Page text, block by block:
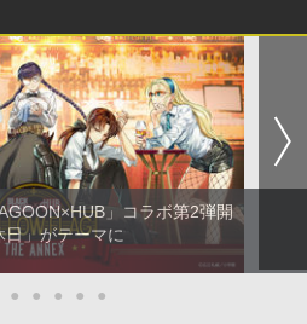
」コラボ第2弾開
」がテーマに
● ● ● ● ●